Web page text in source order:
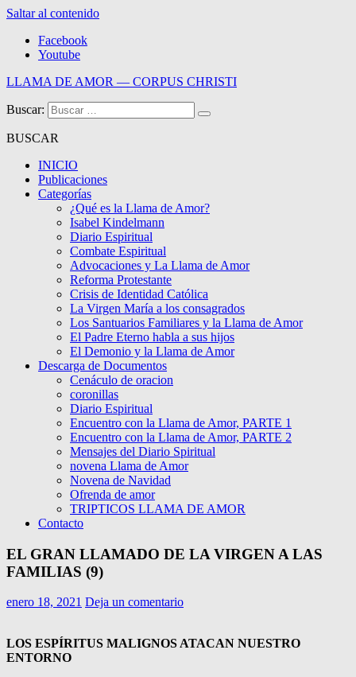
Saltar al contenido
Facebook
Youtube
LLAMA DE AMOR — CORPUS CHRISTI
Blog de la Llama de Amor
Buscar:
BUSCAR
INICIO
Publicaciones
Categorías
¿Qué es la Llama de Amor?
Isabel Kindelmann
Diario Espiritual
Combate Espiritual
Advocaciones y La Llama de Amor
Reforma Protestante
Crisis de Identidad Católica
La Virgen María a los consagrados
Los Santuarios Familiares y la Llama de Amor
El Padre Eterno habla a sus hijos
El Demonio y la Llama de Amor
Descarga de Documentos
Cenáculo de oracion
coronillas
Diario Espiritual
Encuentro con la Llama de Amor, PARTE 1
Encuentro con la Llama de Amor, PARTE 2
Mensajes del Diario Spiritual
novena Llama de Amor
Novena de Navidad
Ofrenda de amor
TRIPTICOS LLAMA DE AMOR
Contacto
EL GRAN LLAMADO DE LA VIRGEN A LAS
FAMILIAS (9)
enero 18, 2021 Deja un comentario
LOS ESPÍRITUS MALIGNOS ATACAN NUESTRO
ENTORNO